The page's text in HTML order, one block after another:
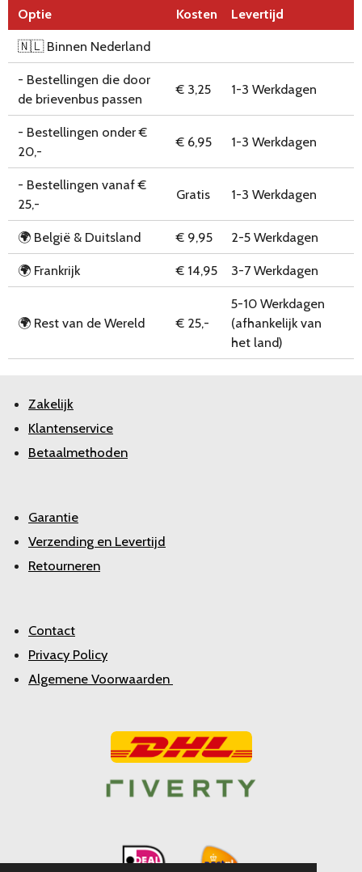
Optie Kosten
Levertijd
🇳🇱 Binnen Nederland
- Bestellingen die door
de brievenbus passen
€ 3,25 1-3 Werkdagen
- Bestellingen onder €
20,-
€ 6,95 1-3 Werkdagen
- Bestellingen vanaf €
25,-
Gratis 1-3 Werkdagen
🌍 België & Duitsland € 9,95 2-5 Werkdagen
🌍 Frankrijk € 14,95 3-7 Werkdagen
🌍 Rest van de Wereld € 25,-
5-10 Werkdagen
(afhankelijk van
het land)
Zakelijk
Klantenservice
Betaalmethoden
Garantie
Verzending en Levertijd
Retourneren
Contact
Privacy Policy
Algemene Voorwaarden